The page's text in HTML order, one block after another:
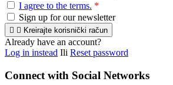
I agree to the terms. *
Sign up for our newsletter
  Kreirajte korisnički račun
Already have an account?
Log in instead Ili Reset password
Connect with Social Networks